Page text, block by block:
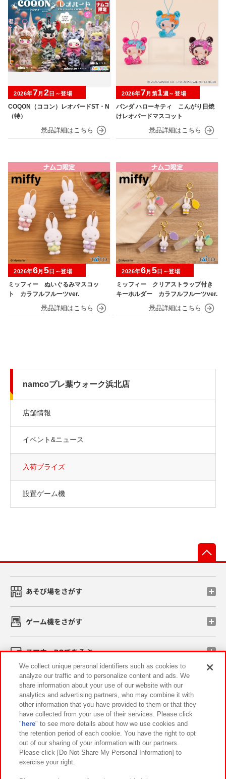
COQON（ココン）レオパードST・N
（特）
2026年7月 2日～登場
パンダ ハローキティ こんがり日焼
けレオパードマスコット
2026年7月第1週～登場
ミッフィー ぬいぐるみマスコッ
ト カラフルフルーツver.
2026年6月 5日～登場
ミッフィー クリアストラップ付き
キーホルダー カラフルフルーツver.
2026年6月 5日～登場
namcoプレ葉ウォーク浜北店
店舗情報
イベント&ニュース
入荷プライズ
設置ゲーム機
あそび場をさがす
ゲーム機をさがす
スマホ・PCであそぶ
イベント・キャンペーン
関連会社 サステナビリティ サイトポリシー
プライバシーポリシー ウェブアクセシビリティ方針と検証結果
お取引先さまとともに
We collect unique personal identifiers such as cookies to
analyze our traffic and to personalize content and ads. We
share information about your use of our website with our
analytics and advertising partners, who may combine it with
other information that you have provided to them or that they
have collected from your use of their services. Please click
" here" to see more details about how we use cookies and
the retention period of each cookie. You have the right to opt
out of our sharing of your information with our partners.
Please click [Do Not Share My Personal Information] to
exercise your right.